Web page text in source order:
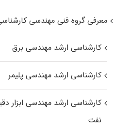
معرفی گروه فنی مهندسی
کارشناسی ارشد مهندسی برق
کارشناسی ارشد مهندسی پلیمر
کارشناسی ارشد مهندسی ابزار
نفت